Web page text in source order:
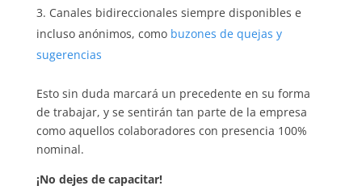
Canales bidireccionales siempre disponibles e
incluso anónimos, como buzones de quejas y
sugerencias
Esto sin duda marcará un precedente en su forma
de trabajar, y se sentirán tan parte de la empresa
como aquellos colaboradores con presencia 100%
nominal.
¡No dejes de capacitar!